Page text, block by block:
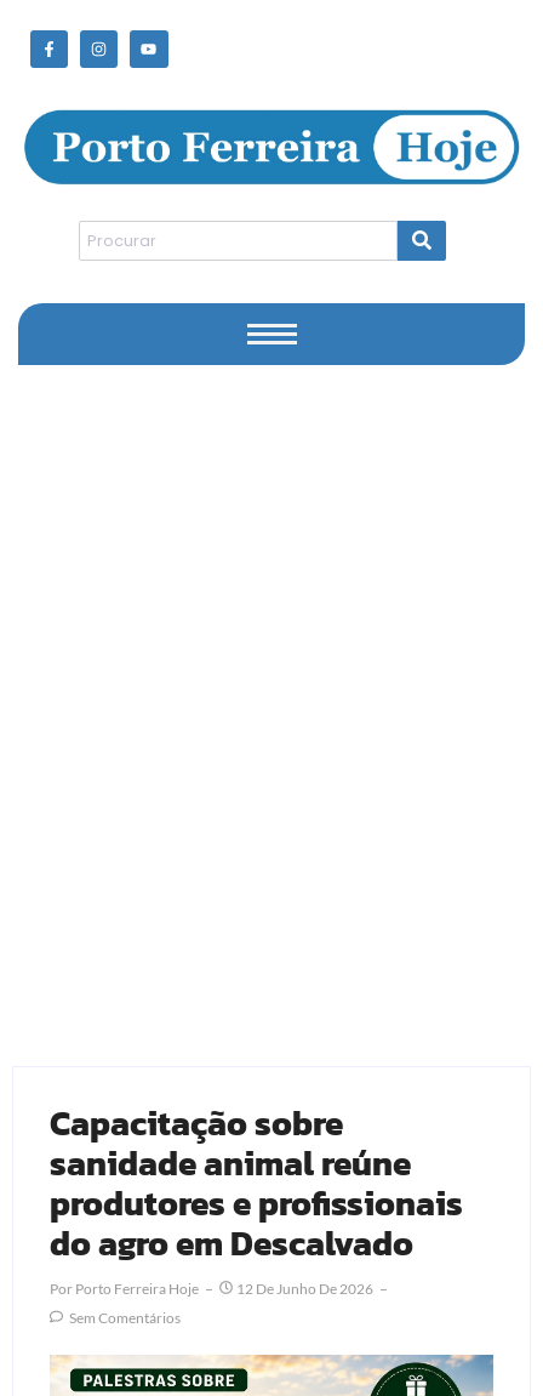
Capacitação sobre
sanidade animal reúne
produtores e profissionais
do agro em Descalvado
Por Porto Ferreira Hoje
12 De Junho De 2026
Sem Comentários